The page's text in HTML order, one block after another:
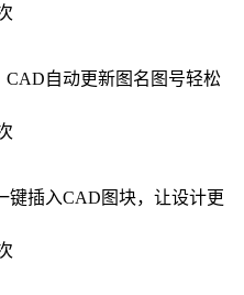
CAD自动更新图名图号轻松
键插入CAD图块，让设计更